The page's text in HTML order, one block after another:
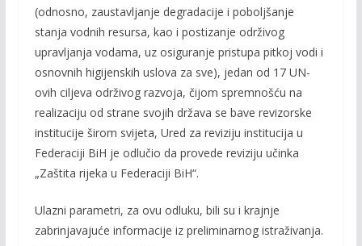
(odnosno, zaustavljanje degradacije i poboljšanje
stanja vodnih resursa, kao i postizanje održivog
upravljanja vodama, uz osiguranje pristupa pitkoj vodi i
osnovnih higijenskih uslova za sve), jedan od 17 UN-
ovih ciljeva održivog razvoja, čijom spremnošću na
realizaciju od strane svojih država se bave revizorske
institucije širom svijeta, Ured za reviziju institucija u
Federaciji BiH je odlučio da provede reviziju učinka
„Zaštita rijeka u Federaciji BiH“.
Ulazni parametri, za ovu odluku, bili su i krajnje
zabrinjavajuće informacije iz preliminarnog istraživanja.